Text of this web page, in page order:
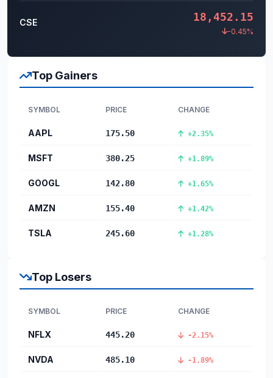
CSE 18,452.15
-0.45%
Top Gainers
SYMBOL PRICE CHANGE
AAPL 175.50 +2.35%
MSFT 380.25 +1.89%
GOOGL 142.80 +1.65%
AMZN 155.40 +1.42%
TSLA 245.60 +1.28%
Top Losers
SYMBOL PRICE CHANGE
NFLX 445.20 -2.15%
NVDA 485.10 -1.89%